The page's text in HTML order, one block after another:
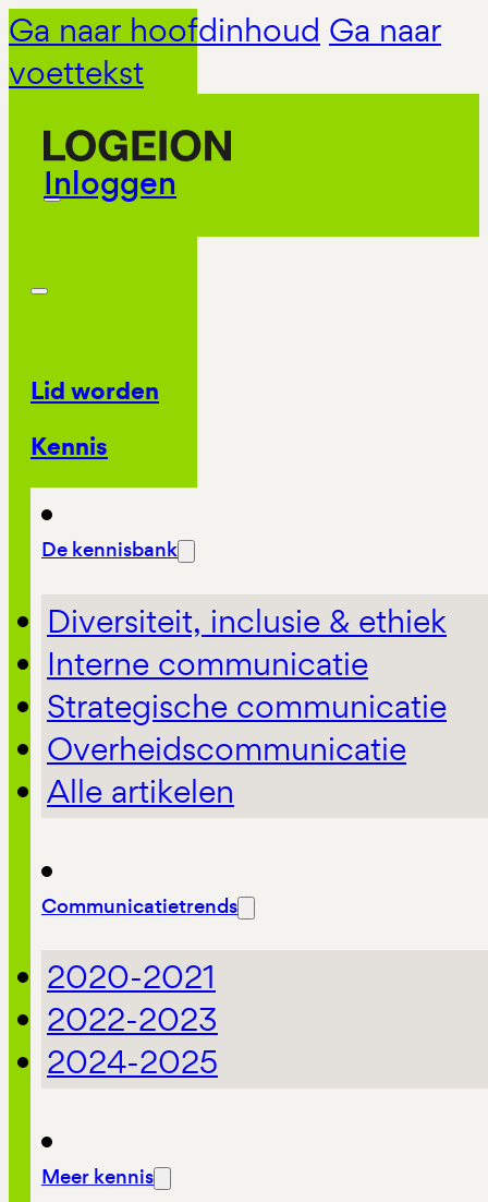
Ga naar hoofdinhoud Ga naar
voettekst
Inloggen
Lid worden
Kennis
De kennisbank
Diversiteit, inclusie & ethiek
Interne communicatie
Strategische communicatie
Overheidscommunicatie
Alle artikelen
Communicatietrends
2020-2021
2022-2023
2024-2025
Meer kennis